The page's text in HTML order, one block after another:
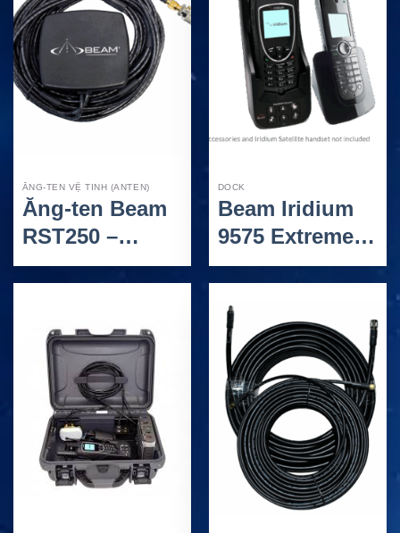
Inmarsat
IsatPhone 2
chuyên dụng
ĂNG-TEN VỆ TINH (ANTEN)
Ăng-ten Beam
RST250 –
Anten nam
Iridium và
GNSS
DOCK
Beam Iridium
9575 Extreme
PotsDock –
nối vệ tinh cố
định và linh
hoạt